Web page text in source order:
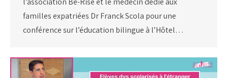
familles expatriées Dr Franck Scola pour une
conférence sur l’éducation bilingue à l’Hôtel…